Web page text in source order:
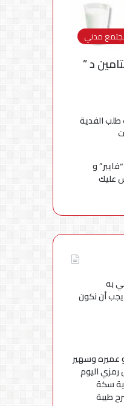
مدني
د ”
طلب الفدية
و
عليك
به
أن نكون
عميره وسهير
اليوم
سكة
طيبة